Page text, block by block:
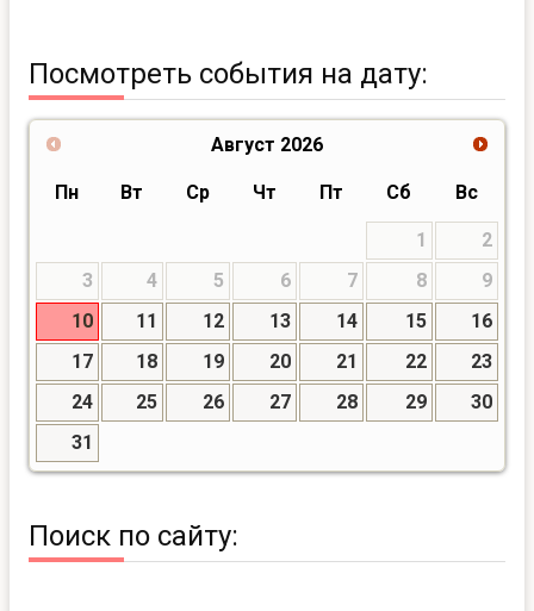
Посмотреть события на дату:
Август 2026
Пн Вт Ср Чт Пт Сб Вс
1
2
3
4 5 6 7 8
9
10
11 12 13 14 15
16
17
18 19 20 21 22
23
24
25 26 27 28 29
30
31
Поиск по сайту: